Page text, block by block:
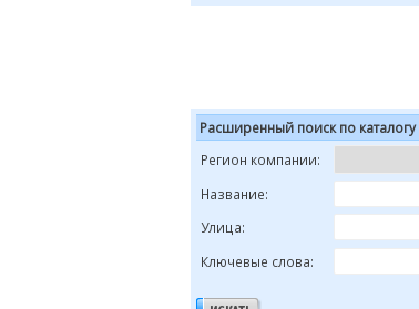
Расширенный поиск по каталогу
Регион компании:
Название:
Улица:
Ключевые слова: